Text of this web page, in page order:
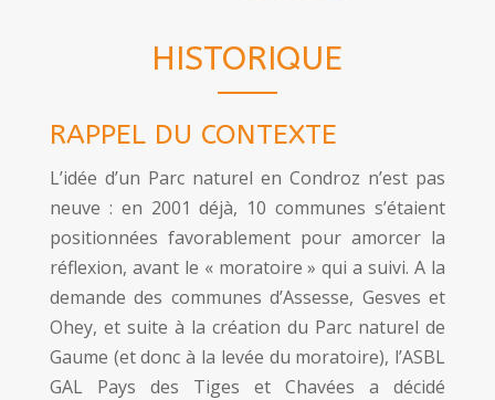
HISTORIQUE
RAPPEL DU CONTEXTE
L’idée d’un Parc naturel en Condroz n’est pas
neuve : en 2001 déjà, 10 communes s’étaient
positionnées favorablement pour amorcer la
réflexion, avant le « moratoire » qui a suivi. A la
demande des communes d’Assesse, Gesves et
Ohey, et suite à la création du Parc naturel de
Gaume (et donc à la levée du moratoire), l’ASBL
GAL Pays des Tiges et Chavées a décidé